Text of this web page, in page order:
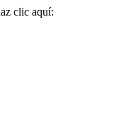
clic aquí: